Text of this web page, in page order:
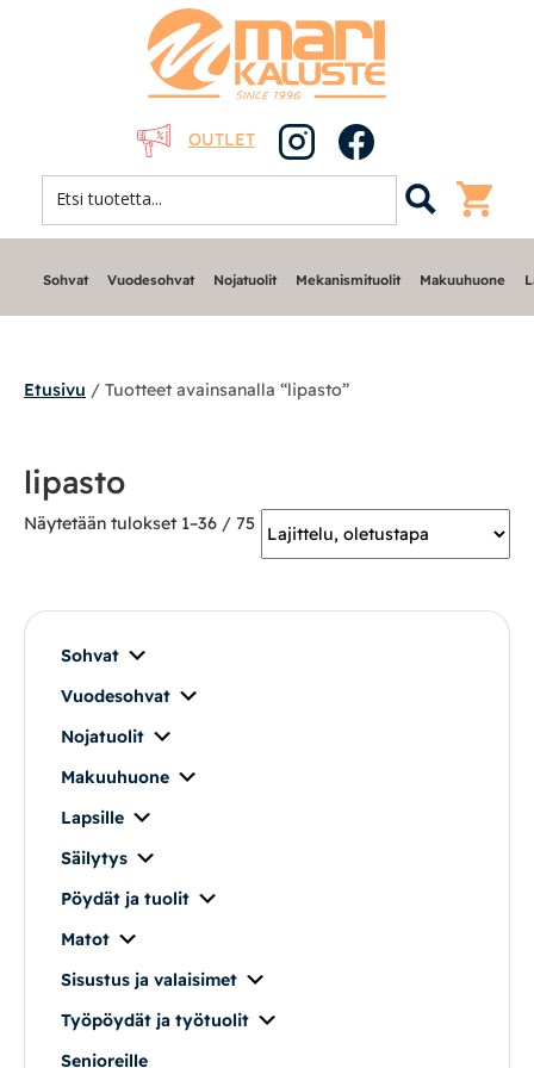
OUTLET
Nojatuolit
Makuuhuone
Säilytys
Työpöydät ja työtuolit
Matot
Ulkokalusteet
Sohvat Vuodesohvat Nojatuolit Mekanismituolit Makuuhuone
Etusivu / Tuotteet avainsanalla “lipasto”
lipasto
Näytetään tulokset 1–36 / 75
Sohvat
Vuodesohvat
Nojatuolit
Makuuhuone
Lapsille
Säilytys
Pöydät ja tuolit
Matot
Sisustus ja valaisimet
Työpöydät ja työtuolit
Senioreille